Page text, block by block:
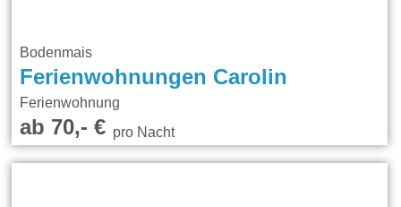
Bodenmais
Ferienwohnungen Carolin
Ferienwohnung
ab 70,- €pro Nacht